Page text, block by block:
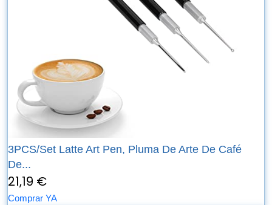
3PCS/Set Latte Art Pen, Pluma De Arte De Café
De...
21,19 €
Comprar YA